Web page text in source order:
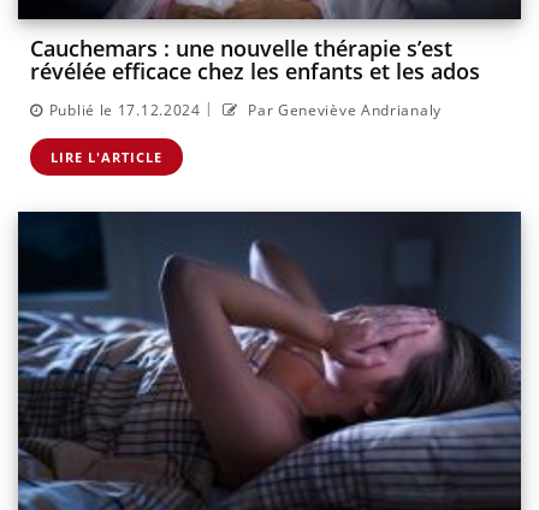
Cauchemars : une nouvelle thérapie s’est
révélée efficace chez les enfants et les ados
Publié le 17.12.2024 | Par Geneviève Andrianaly
LIRE L'ARTICLE